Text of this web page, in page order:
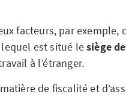
facteurs, par exemple,
lequel est situé lesiège
à l’étranger.
de fiscalité et